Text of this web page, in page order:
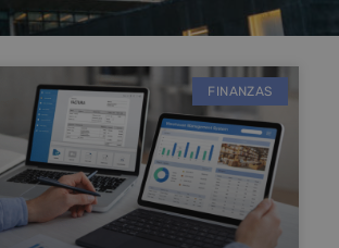
FINANZAS